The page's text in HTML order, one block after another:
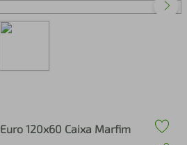
120x60 Caixa Marfim